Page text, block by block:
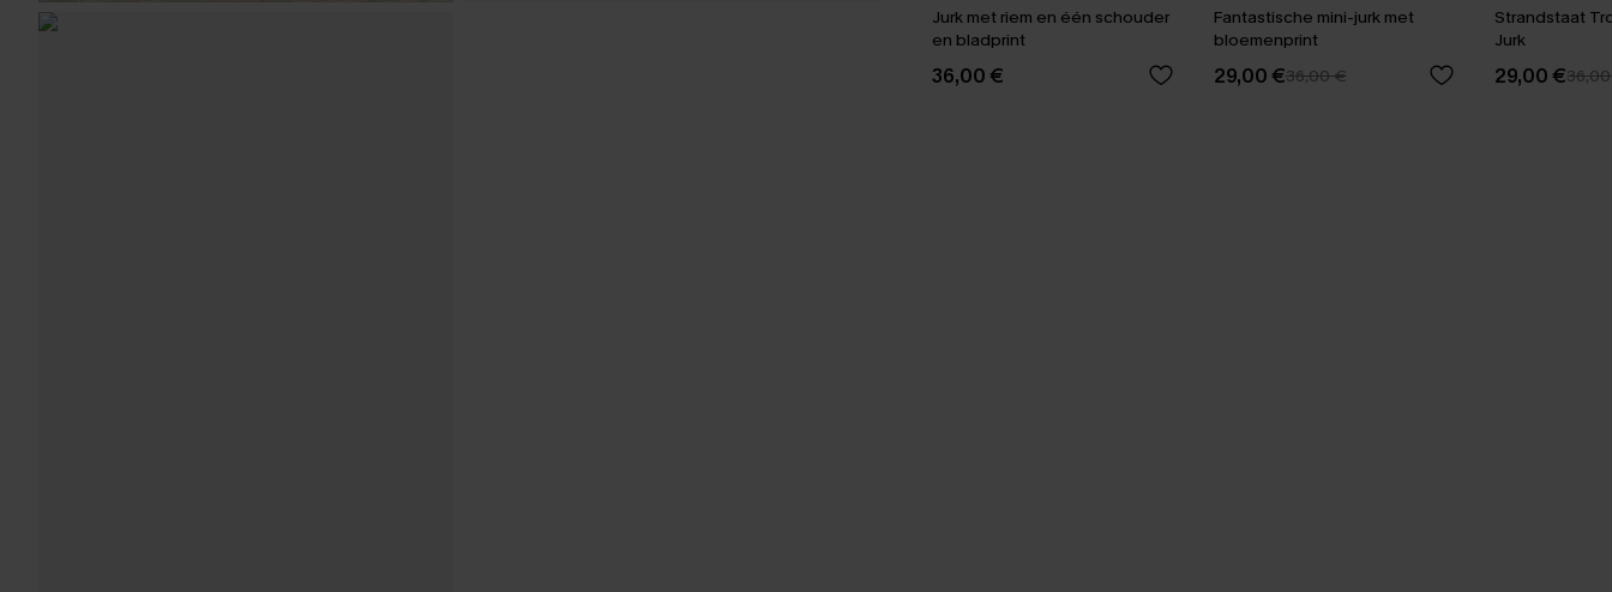
Jurk met riem en één schouder
en bladprint
36,00 €
Fantastische mini-jurk met
bloemenprint
29,00 €36,00 €
Strandstaat
Jurk
29,00 €